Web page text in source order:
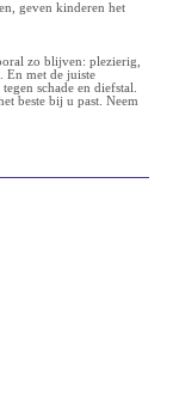
geven kinderen het
zo blijven: plezierig,
En met de juiste
schade en diefstal.
beste bij u past. Neem